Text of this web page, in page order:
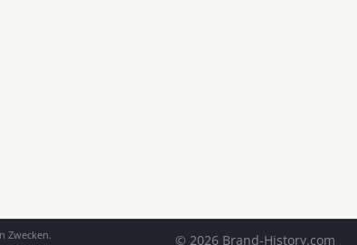
© 2026 Brand-History.com
Zwecken.